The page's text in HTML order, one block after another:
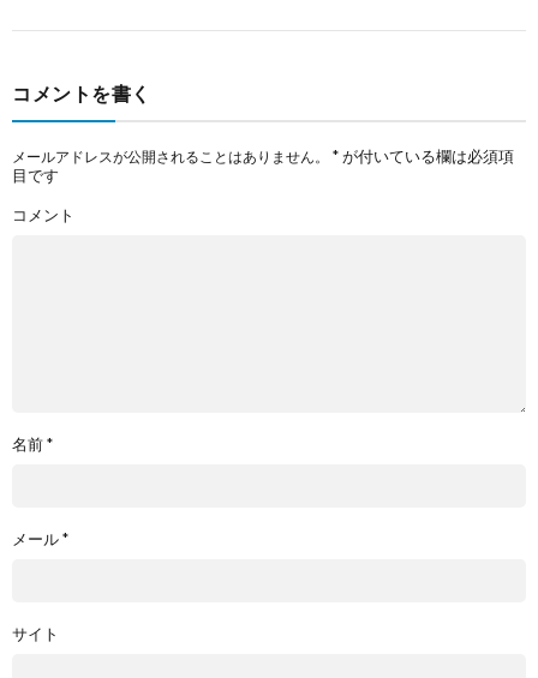
コメントを書く
メールアドレスが公開されることはありません。 *が付いている欄は必須項
目です
コメント
名前*
メール*
サイト